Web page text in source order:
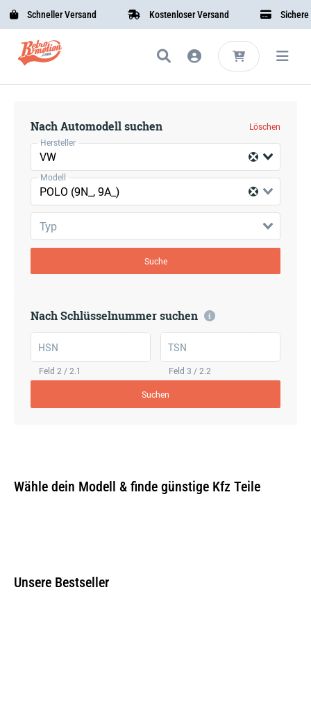
Schneller Versand Kostenloser Versand Sichere
Nach Automodell suchen
Löschen
Hersteller
VW
Modell
POLO (9N_, 9A_)
Typ
Suche
Nach Schlüsselnummer suchen
HSN
Feld 2 / 2.1
TSN
Feld 3 / 2.2
Suchen
Wähle dein Modell & finde günstige Kfz Teile
Unsere Bestseller